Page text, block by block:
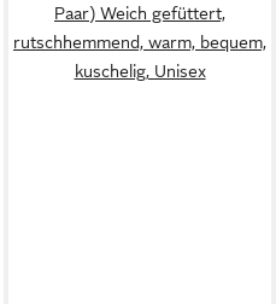
Paar) Weich gefüttert,
rutschhemmend, warm, bequem,
kuschelig, Unisex